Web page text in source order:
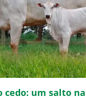
cedo: um salto